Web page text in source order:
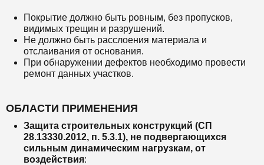
Покрытие должно быть ровным, без пропусков,
видимых трещин и разрушений.
Не должно быть расслоения материала и
отслаивания от основания.
При обнаружении дефектов необходимо провести
ремонт данных участков.
ОБЛАСТИ ПРИМЕНЕНИЯ
Защита строительных конструкций (СП
28.13330.2012, п. 5.3.1), не подвергающихся
сильным динамическим нагрузкам, от
воздействия: